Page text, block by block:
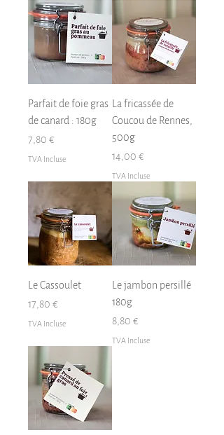
Parfait de foie gras
de canard : 180g
Prix
7,80 €
TVA Incluse
La fricassée de
Coucou de Rennes,
500g
Prix
14,00 €
TVA Incluse
Le Cassoulet
Prix
17,80 €
TVA Incluse
Le jambon persillé
180g
Prix
8,80 €
TVA Incluse